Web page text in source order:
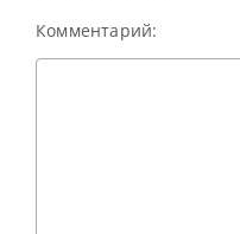
Комментарий: